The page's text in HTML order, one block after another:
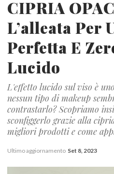
CIPRIA
L’alleata Per
Perfetta E
Lucido
L'effetto lucido sul viso è
nessun tipo di makeup
contrastarlo? Scopriamo
sconfiggerlo grazie alla
migliori prodotti e come
Ultimo aggiornamento Set 8, 2023